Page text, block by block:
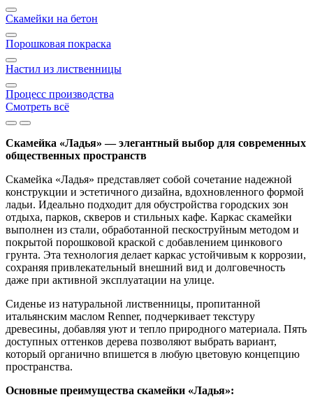
Скамейки на бетон
Порошковая покраска
Настил из лиственницы
Процесс производства
Смотреть всё
Скамейка «Ладья» — элегантный выбор для современных
общественных пространств
Скамейка «Ладья» представляет собой сочетание надежной
конструкции и эстетичного дизайна, вдохновленного формой
ладьи. Идеально подходит для обустройства городских зон
отдыха, парков, скверов и стильных кафе. Каркас скамейки
выполнен из стали, обработанной пескоструйным методом и
покрытой порошковой краской с добавлением цинкового
грунта. Эта технология делает каркас устойчивым к коррозии,
сохраняя привлекательный внешний вид и долговечность
даже при активной эксплуатации на улице.
Сиденье из натуральной лиственницы, пропитанной
итальянским маслом Renner, подчеркивает текстуру
древесины, добавляя уют и тепло природного материала. Пять
доступных оттенков дерева позволяют выбрать вариант,
который органично впишется в любую цветовую концепцию
пространства.
Основные преимущества скамейки «Ладья»: